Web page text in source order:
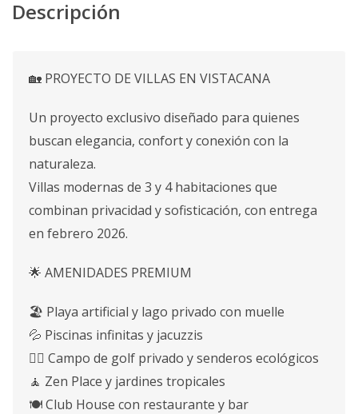
Descripción
🏡 PROYECTO DE VILLAS EN VISTACANA
Un proyecto exclusivo diseñado para quienes
buscan elegancia, confort y conexión con la
naturaleza.
Villas modernas de 3 y 4 habitaciones que
combinan privacidad y sofisticación, con entrega
en febrero 2026.
🌟 AMENIDADES PREMIUM
🏖️ Playa artificial y lago privado con muelle
💦 Piscinas infinitas y jacuzzis
🏌️‍♂️ Campo de golf privado y senderos ecológicos
🧘 Zen Place y jardines tropicales
🍽️ Club House con restaurante y bar